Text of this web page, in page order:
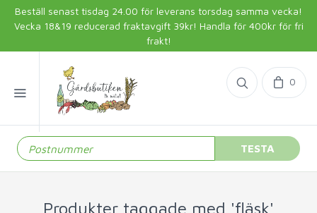
Beställ senast tisdag 24.00 för leverans torsdag samma vecka!
Vecka 18&19 reducerad fraktavgift 39kr! Handla för 400kr för fri
frakt!
0
TESTA
Produkter taggade med 'fläsk'